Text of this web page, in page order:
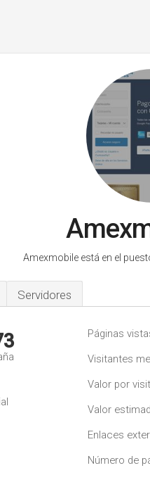
Amexmobile está en el
Servidores
Páginas
Visitantes
Valor por
Valor
Enlaces
Número de